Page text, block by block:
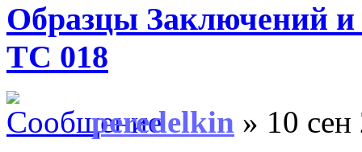
Образцы Заключений и
ТС 018
peredelkin » 10